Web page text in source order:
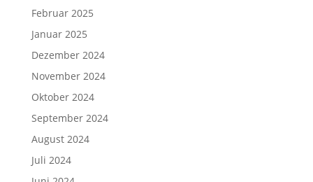
Februar 2025
Januar 2025
Dezember 2024
November 2024
Oktober 2024
September 2024
August 2024
Juli 2024